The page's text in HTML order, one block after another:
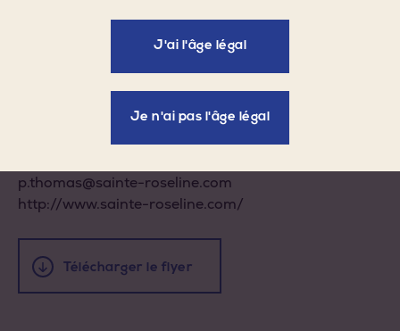
J'ai l'âge légal
Je n'ai pas l'âge légal
année, le Château Sainte Roseline accueillera, du 7 juillet
au 30 septembre, l’exposition de sculptures des artistes
p.thomas@sainte-roseline.com
http://www.sainte-roseline.com/
Télécharger le flyer